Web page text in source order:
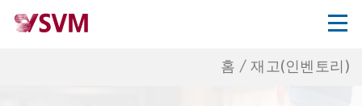
홈 / 재고(인벤토리)